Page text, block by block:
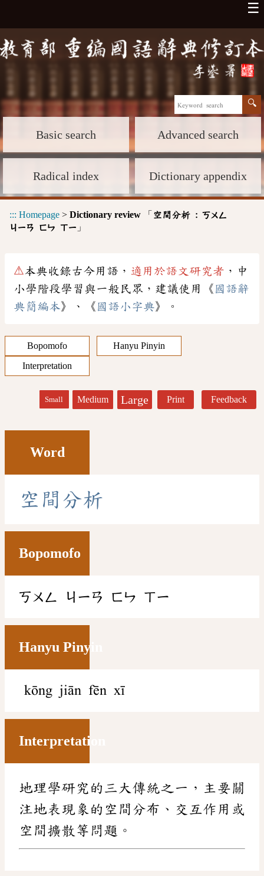
☰
Basic search Advanced search
Radical index Dictionary appendix
::: Homepage > Dictionary review 「 空間分析 : ㄎㄨㄥ
ㄐㄧㄢ
ㄈㄣ ㄒㄧ 」
⚠本典收錄古今用語， 適用於語文研究者 ，中
小學階段學習與一般民眾，建議使用《 國語辭
典簡編本》、《 國語小字典》。
Bopomofo
Hanyu Pinyin
Interpretation
Small Medium Large Print Feedback
Word
空 間 分析
Bopomofo
ㄎㄨㄥ ㄐㄧㄢ ㄈㄣ ㄒㄧ
Hanyu Pinyin
kōng jiān fēn xī
Interpretation
地理學研究的三大傳統之一，主要關
注地表現象的空間分布、交互作用或
空間擴散等問題。